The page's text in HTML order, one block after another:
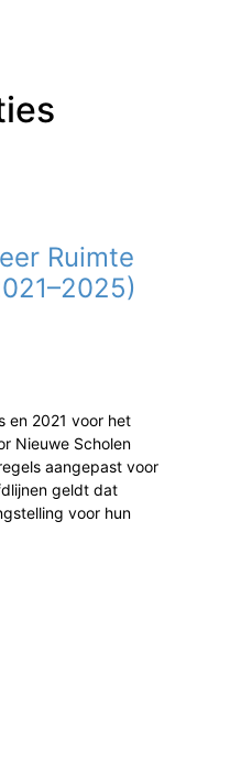
Ruimte
en 2021 voor het
Nieuwe Scholen
aangepast voor
geldt dat
voor hun